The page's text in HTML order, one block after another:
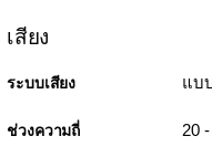
เสียง
ระบบเสียง แบ
ช่วงความถี่ 20